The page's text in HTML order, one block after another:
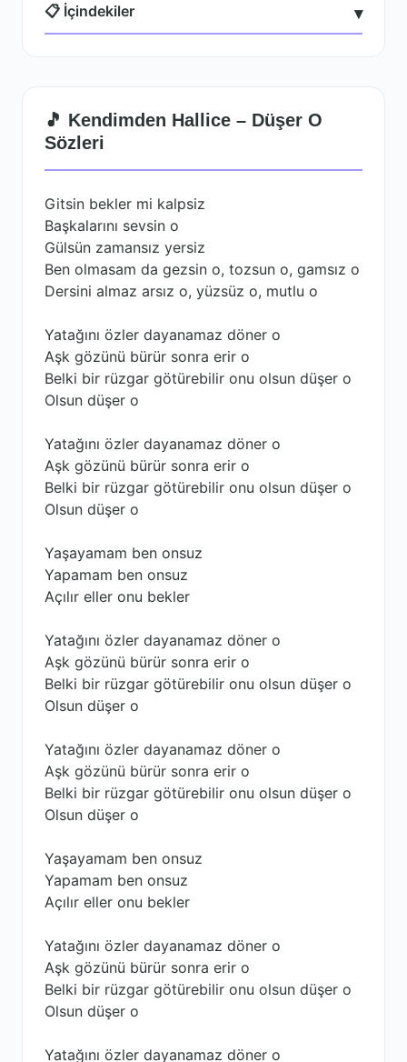
📋 İçindekiler ▾
🎵 Kendimden Hallice – Düşer O
Sözleri
Gitsin bekler mi kalpsiz
Başkalarını sevsin o
Gülsün zamansız yersiz
Ben olmasam da gezsin o, tozsun o, gamsız o
Dersini almaz arsız o, yüzsüz o, mutlu o
Yatağını özler dayanamaz döner o
Aşk gözünü bürür sonra erir o
Belki bir rüzgar götürebilir onu olsun düşer o
Olsun düşer o
Yatağını özler dayanamaz döner o
Aşk gözünü bürür sonra erir o
Belki bir rüzgar götürebilir onu olsun düşer o
Olsun düşer o
Yaşayamam ben onsuz
Yapamam ben onsuz
Açılır eller onu bekler
Yatağını özler dayanamaz döner o
Aşk gözünü bürür sonra erir o
Belki bir rüzgar götürebilir onu olsun düşer o
Olsun düşer o
Yatağını özler dayanamaz döner o
Aşk gözünü bürür sonra erir o
Belki bir rüzgar götürebilir onu olsun düşer o
Olsun düşer o
Yaşayamam ben onsuz
Yapamam ben onsuz
Açılır eller onu bekler
Yatağını özler dayanamaz döner o
Aşk gözünü bürür sonra erir o
Belki bir rüzgar götürebilir onu olsun düşer o
Olsun düşer o
Yatağını özler dayanamaz döner o